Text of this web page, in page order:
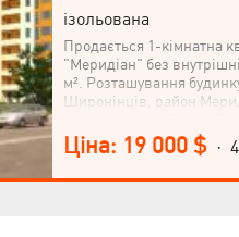
ізольована
Продається 1-кімнатна
"Меридіан" без
м². Розташування
Широнінців, район
поверсі 13-поверхового
Комфорт-класне житло!
можливість стати
Ціна: 19 000 $ ·